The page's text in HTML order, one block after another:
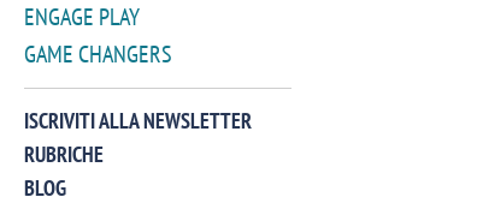
ENGAGE PLAY
GAME CHANGERS
ISCRIVITI ALLA NEWSLETTER
RUBRICHE
BLOG